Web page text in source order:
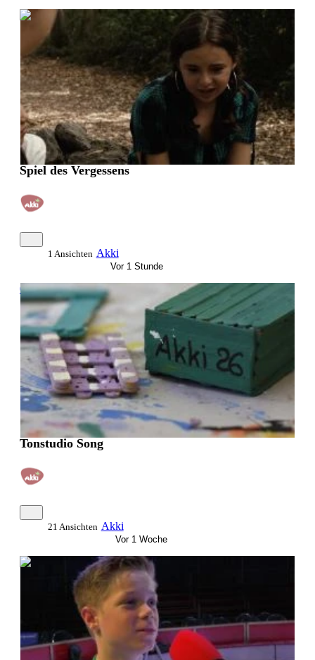
0:25:36
Spiel des Vergessens
1 Ansichten Akki
Vor 1 Stunde
0:05:09
Tonstudio Song
21 Ansichten Akki
Vor 1 Woche
0:09:29